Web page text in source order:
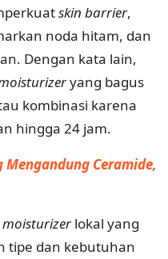
skin barrier,
noda hitam, dan
Dengan kata lain,
yang bagus
kombinasi karena
hingga 24 jam.
Mengandung Ceramide,
moisturizerlokal yang
tipe dan kebutuhan